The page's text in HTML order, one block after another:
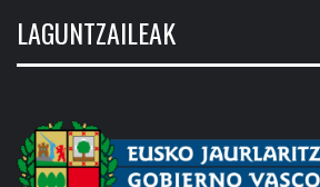
LAGUNTZAILEAK